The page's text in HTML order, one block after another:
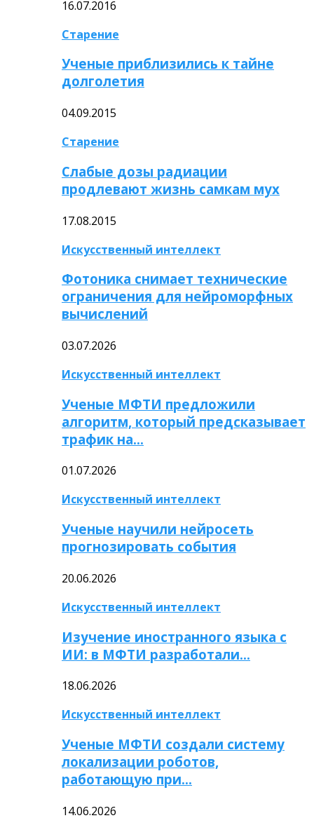
16.07.2016
Старение
Ученые приблизились к тайне
долголетия
04.09.2015
Старение
Слабые дозы радиации
продлевают жизнь самкам мух
17.08.2015
Искусственный интеллект
Фотоника снимает технические
ограничения для нейроморфных
вычислений
03.07.2026
Искусственный интеллект
Ученые МФТИ предложили
алгоритм, который предсказывает
трафик на…
01.07.2026
Искусственный интеллект
Ученые научили нейросеть
прогнозировать события
20.06.2026
Искусственный интеллект
Изучение иностранного языка с
ИИ: в МФТИ разработали…
18.06.2026
Искусственный интеллект
Ученые МФТИ создали систему
локализации роботов,
работающую при…
14.06.2026